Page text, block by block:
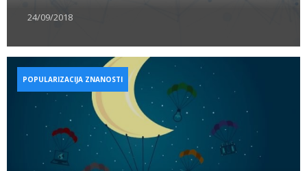
24/09/2018
POPULARIZACIJA ZNANOSTI